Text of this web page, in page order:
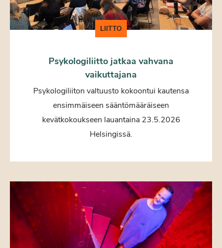
LIITTO
Psykologiliitto jatkaa vahvana
vaikuttajana
Psykologiliiton valtuusto kokoontui kautensa
ensimmäiseen sääntömääräiseen
kevätkokoukseen lauantaina 23.5.2026
Helsingissä.